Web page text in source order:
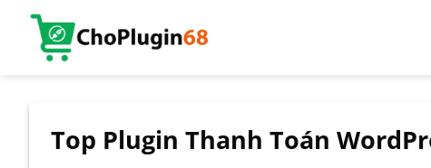
Top Plugin Thanh Toán